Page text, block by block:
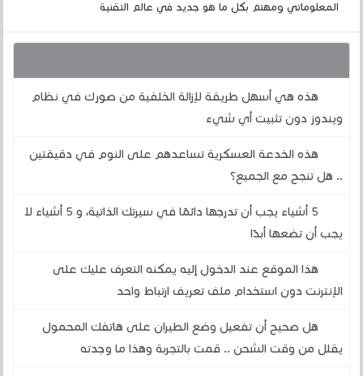
المعلوماتي ومهتم بكل ما هو جديد في عالم التقنية
هذه هي أسهل طريقة لإزالة الخلفية من صورك في نظام
ويندوز دون تثبيت أي شيء
هذه الخدعة العسكرية تساعدهم على النوم في دقيقتين
.. هل تنجح مع الجميع؟
5 أشياء يجب أن تدرجها دائمًا في سيرتك الذاتية، و 5 أشياء لا
يجب أن تضعها أبدًا
هذا الموقع عند الدخول إليه يمكنه التعرف عليك على
الإنترنت دون استخدام ملف تعريف ارتباط واحد
هل صحيح أن تفعيل وضع الطيران على هاتفك المحمول
يقلل من وقت الشحن .. قمت بالتجربة وهذا ما وجدته